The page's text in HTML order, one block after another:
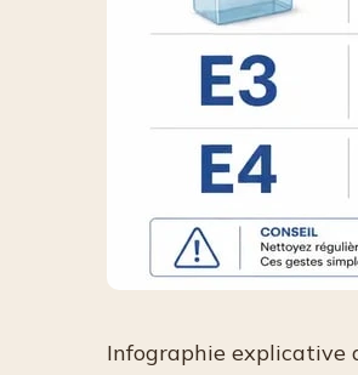
Infographie explicative